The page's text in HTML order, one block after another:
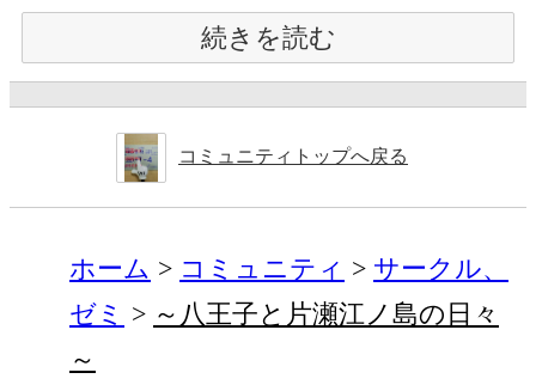
続きを読む
コミュニティトップへ戻る
ホーム コミュニティ
サークル、
ゼミ
～八王子と片瀬江ノ島の日々
～